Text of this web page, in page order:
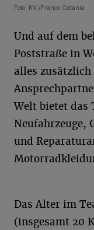
Foto: KV./Franco Catania
Und auf dem
Poststraße in
alles
Welt bietet das
Neufahrzeuge,
und
Das Alter im
(insgesamt 20